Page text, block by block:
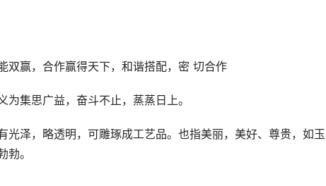
双赢，合作赢得天下，和谐搭配，密 切合作
集思广益，奋斗不止，蒸蒸日上。
光泽，略透明，可雕琢成工艺品。也指美丽，美好、尊贵，如玉
。